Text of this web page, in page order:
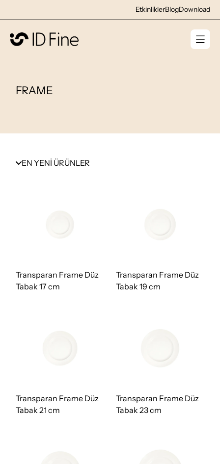
EtkinliklerBlogDownload
FRAME
EN YENİ ÜRÜNLER
Transparan Frame Düz
Tabak 17 cm
Transparan Frame Düz
Tabak 19 cm
Transparan Frame Düz
Tabak 21 cm
Transparan Frame Düz
Tabak 23 cm